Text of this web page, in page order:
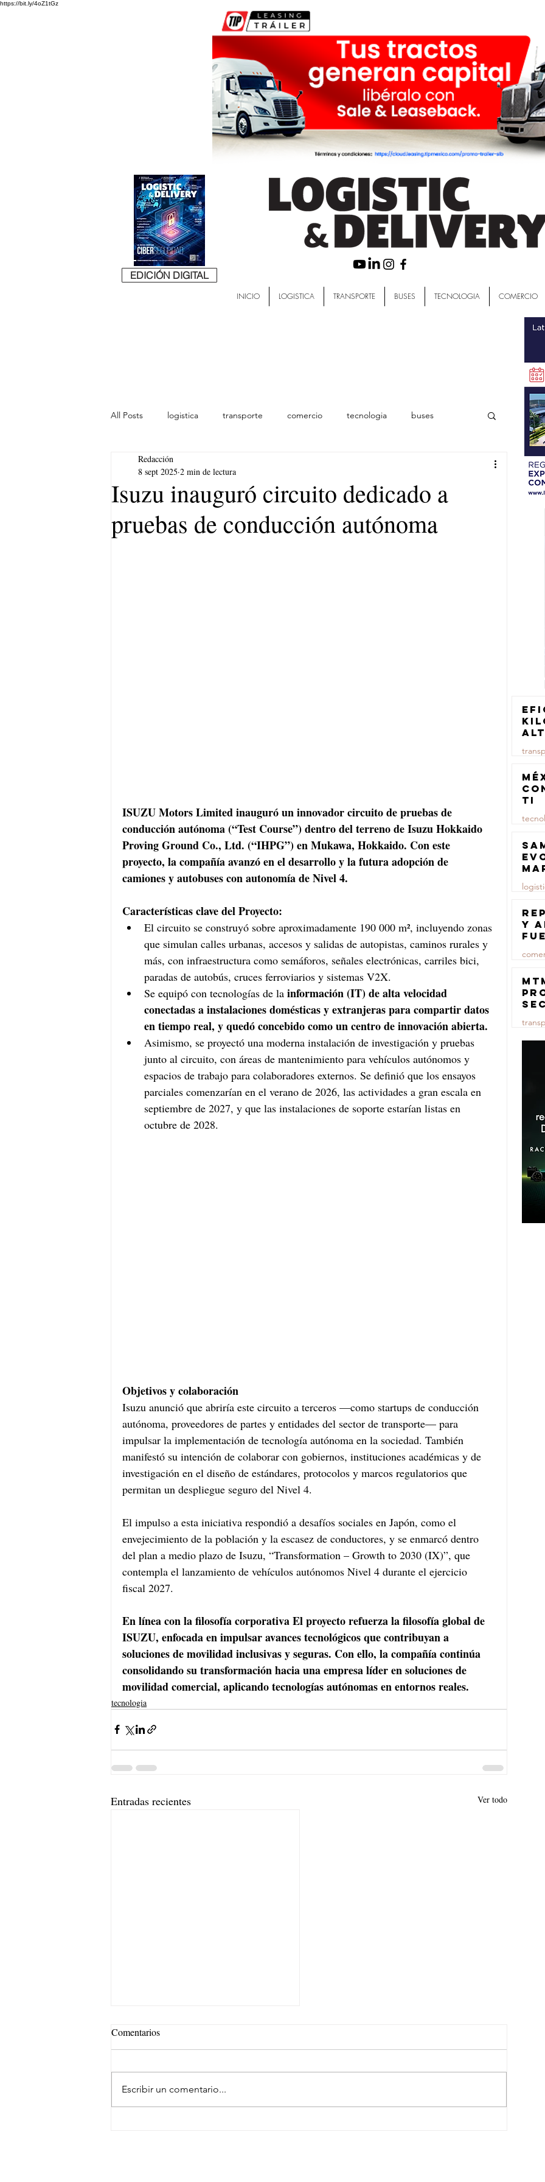
https://bit.ly/4oZ1tGz
EDICIÓN DIGITAL
INICIO LOGISTICA TRANSPORTE BUSES TECNOLOGIA COMERCIO
All Posts logistica transporte comercio tecnologia buses
lideres
Isuzu inauguró circuito dedicado a
pruebas de conducción autónoma
Redacción
8 sept 2025 2 min de lectura
ISUZU Motors Limited inauguró un innovador circuito de pruebas de
conducción autónoma (“Test Course”) dentro del terreno de Isuzu Hokkaido
Proving Ground Co., Ltd. (“IHPG”) en Mukawa, Hokkaido. Con este
proyecto, la compañía avanzó en el desarrollo y la futura adopción de
camiones y autobuses con autonomía de Nivel 4.
Características clave del Proyecto:
El circuito se construyó sobre aproximadamente 190 000 m², incluyendo zonas
que simulan calles urbanas, accesos y salidas de autopistas, caminos rurales y
más, con infraestructura como semáforos, señales electrónicas, carriles bici,
paradas de autobús, cruces ferroviarios y sistemas V2X.
Se equipó con tecnologías de la información (IT) de alta velocidad
conectadas a instalaciones domésticas y extranjeras para compartir datos
en tiempo real, y quedó concebido como un centro de innovación abierta.
Asimismo, se proyectó una moderna instalación de investigación y pruebas
junto al circuito, con áreas de mantenimiento para vehículos autónomos y
espacios de trabajo para colaboradores externos. Se definió que los ensayos
parciales comenzarían en el verano de 2026, las actividades a gran escala en
septiembre de 2027, y que las instalaciones de soporte estarían listas en
octubre de 2028.
Objetivos y colaboración
Isuzu anunció que abriría este circuito a terceros —como startups de conducción
autónoma, proveedores de partes y entidades del sector de transporte— para
impulsar la implementación de tecnología autónoma en la sociedad. También
manifestó su intención de colaborar con gobiernos, instituciones académicas y de
investigación en el diseño de estándares, protocolos y marcos regulatorios que
permitan un despliegue seguro del Nivel 4.
El impulso a esta iniciativa respondió a desafíos sociales en Japón, como el
envejecimiento de la población y la escasez de conductores, y se enmarcó dentro
del plan a medio plazo de Isuzu, “Transformation – Growth to 2030 (IX)”, que
contempla el lanzamiento de vehículos autónomos Nivel 4 durante el ejercicio
fiscal 2027.
En línea con la filosofía corporativa El proyecto refuerza la filosofía global de
ISUZU, enfocada en impulsar avances tecnológicos que contribuyan a
soluciones de movilidad inclusivas y seguras. Con ello, la compañía continúa
consolidando su transformación hacia una empresa líder en soluciones de
movilidad comercial, aplicando tecnologías autónomas en entornos reales.
tecnologia
Entradas recientes Ver todo
Comentarios
Escribir un comentario...
23 jul
TI
23 jul
23 jul
y
23 jul